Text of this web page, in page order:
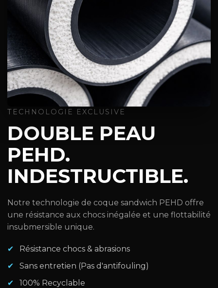
TECHNOLOGIE EXCLUSIVE
DOUBLE PEAU
PEHD.
INDESTRUCTIBLE.
Notre technologie de coque sandwich PEHD offre
une résistance aux chocs inégalée et une flottabilité
insubmersible unique.
Résistance chocs & abrasions
Sans entretien (Pas d'antifouling)
100% Recyclable